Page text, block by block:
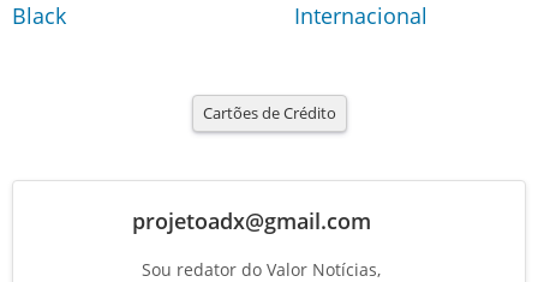
Black Internacional
Cartões de Crédito
projetoadx@gmail.com
Sou redator do Valor Notícias,